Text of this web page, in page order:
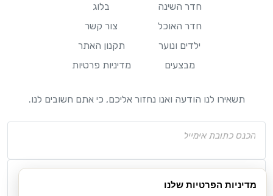
חדר השינה
חדר האוכל
ילדים ונוער
מבצעים
בלוג
צור קשר
תקנון האתר
מדיניות פרטיות
תשאירו לנו הודעה ואנו נחזור אליכם, כי אתם חשובים לנו.
מדיניות הפרטיות שלנו